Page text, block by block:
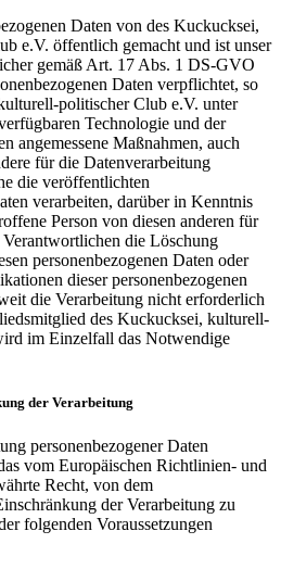
Daten von des Kuckucksei,
e.V. öffentlich gemacht und ist unser
gemäß Art. 17 Abs. 1 DS-GVO
Daten verpflichtet, so
politischer Club e.V. unter
Technologie und der
angemessene Maßnahmen, auch
für die Datenverarbeitung
die veröffentlichten
verarbeiten, darüber in Kenntnis
Person von diesen anderen für
die Löschung
personenbezogenen Daten oder
dieser personenbezogenen
die Verarbeitung nicht erforderlich
des Kuckucksei, kulturell-
im Einzelfall das Notwendige
der Verarbeitung
personenbezogener Daten
vom Europäischen Richtlinien- und
Recht, von dem
der Verarbeitung zu
folgenden Voraussetzungen